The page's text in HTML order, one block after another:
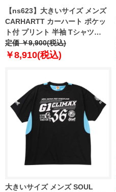
【ns623】大きいサイズ メンズ
CARHARTT カーハート ポケッ
ト付 プリント 半袖 Tシャツ
IRVINE RELAXED BLOCK
CAMO T-SHIRT USA直輸入
定価 ￥9,900(税込)
￥8,910(税込)
大きいサイズ メンズ SOUL